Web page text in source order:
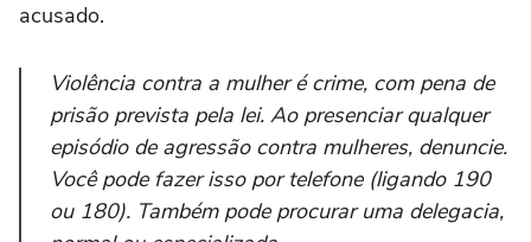
acusado.
Violência contra a mulher é crime, com pena de
prisão prevista pela lei. Ao presenciar qualquer
episódio de agressão contra mulheres, denuncie.
Você pode fazer isso por telefone (ligando 190
ou 180). Também pode procurar uma delegacia,